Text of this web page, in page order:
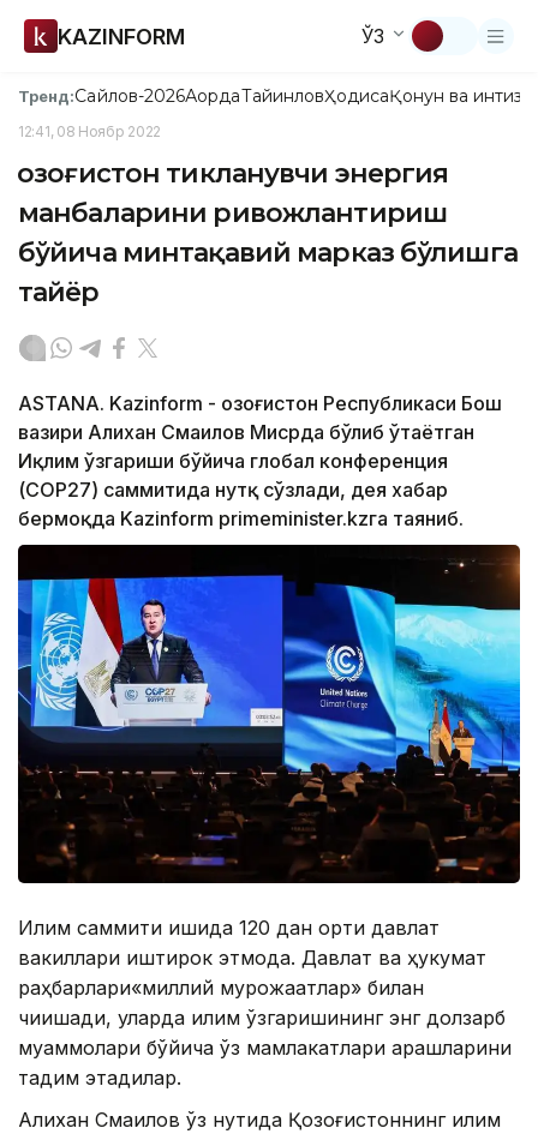
KAZINFORM ЎЗ
Тренд:Сайлов-2026АқордаТайинловҲодисаҚонун ва
12:41, 08 Ноябр 2022
Қозоғистон тикланувчи энергия
манбаларини ривожлантириш
бўйича минтақавий марказ бўлишга
тайёр
ASTANA. Kazinform - Қозоғистон Республикаси Бош
вазири Алихан Смаилов Мисрда бўлиб ўтаётган
Иқлим ўзгариши бўйича глобал конференция
(COP27) саммитида нутқ сўзлади, дея хабар
бермоқда Kazinform primeminister.kzга таяниб.
Иқлим саммити ишида 120 дан ортиқ давлат
вакиллари иштирок этмоқда. Давлат ва ҳукумат
раҳбарлари«миллий мурожаатлар» билан
чиқишади, уларда иқлим ўзгаришининг энг долзарб
муаммолари бўйича ўз мамлакатлари қарашларини
тақдим этадилар.
Алихан Смаилов ўз нутқида Қозоғистоннинг иқлим